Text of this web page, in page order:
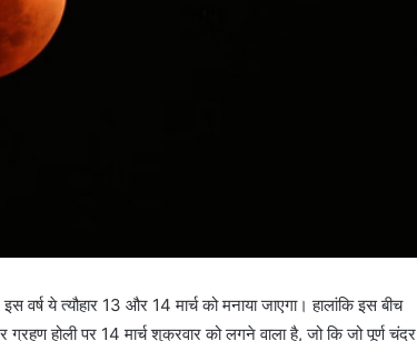
वर्ष ये त्यौहार 13 और 14 मार्च को मनाया जाएगा। हालांकि इस बीच
होली पर 14 मार्च शुक्रवार को लगने वाला है, जो कि जो पूर्ण चंद्र